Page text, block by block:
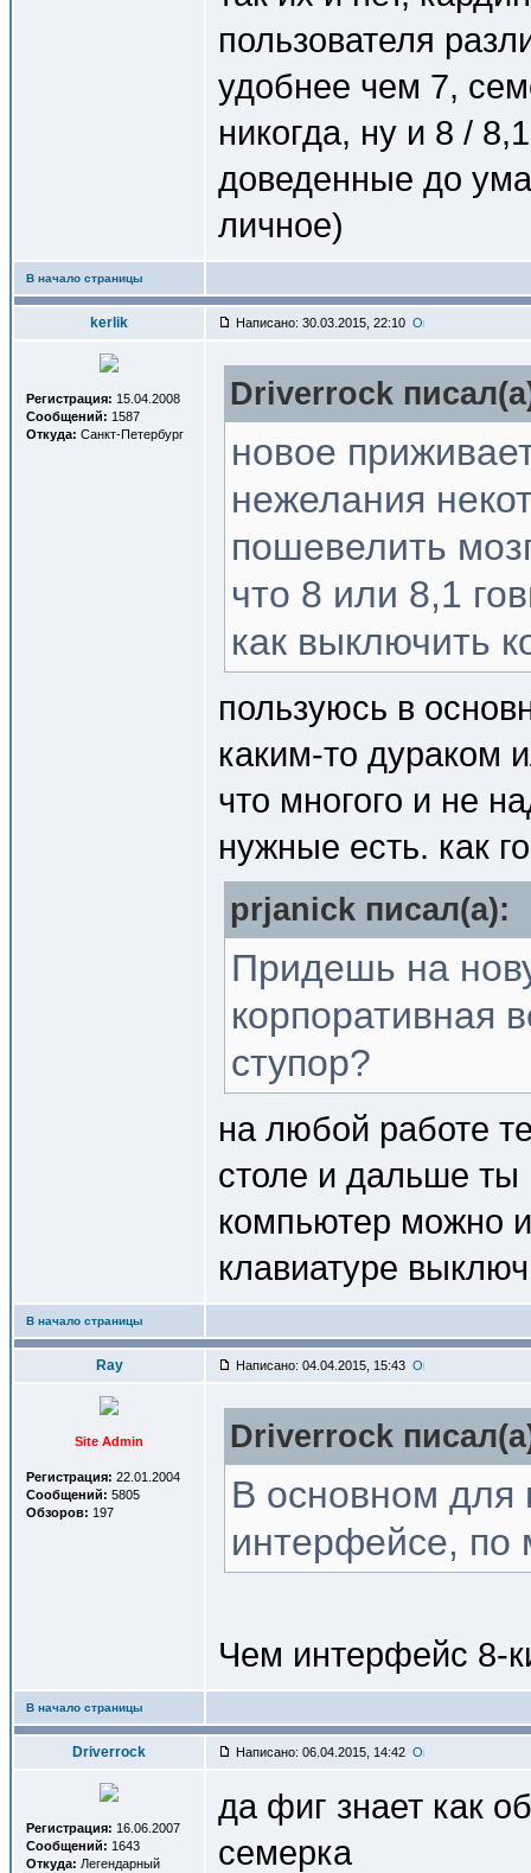
пользователя
удобнее чем 7,
никогда, ну и 8 /
доведенные до
личное)
В начало страницы
kerlik Написано: 30.03.2015, 22:10
Регистрация: 15.04.2008
Сообщений: 1587
Откуда: Санкт-Петербург
Driverrock
новое
нежелания
пошевелить
что 8 или 8,1
как выключить
пользуюсь в
каким-то дураком
что многого и не
нужные есть. как
prjanick писал(a):
Придешь на
корпоративная
ступор?
на любой работе
столе и дальше
компьютер можно
клавиатуре
В начало страницы
Ray Написано: 04.04.2015, 15:43
Site Admin
Регистрация: 22.01.2004
Сообщений: 5805
Обзоров: 197
Driverrock
В основном для
интерфейсе, по
Чем интерфейс 8-
В начало страницы
Driverrock Написано: 06.04.2015, 14:42
Регистрация: 16.06.2007
Сообщений: 1643
Откуда: Легендарный
да фиг знает как
семерка